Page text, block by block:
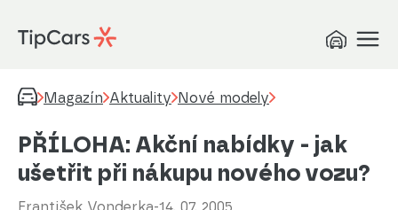
Magazín Aktuality Nové modely
PŘÍLOHA: Akční nabídky - jak
ušetřit při nákupu nového vozu?